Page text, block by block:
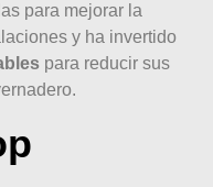
para mejorar la
y ha invertido
para reducir sus